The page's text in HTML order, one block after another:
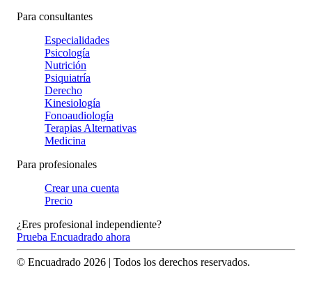
Para consultantes
Especialidades
Psicología
Nutrición
Psiquiatría
Derecho
Kinesiología
Fonoaudiología
Terapias Alternativas
Medicina
Para profesionales
Crear una cuenta
Precio
¿Eres profesional independiente?
Prueba Encuadrado ahora
© Encuadrado 2026 | Todos los derechos reservados.